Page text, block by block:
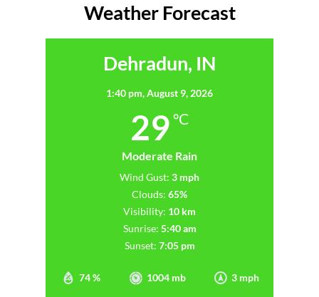
Weather Forecast
Dehradun, IN
1:40 pm,August 9, 2026
29 °C
Moderate Rain
74 % 1004 mb 3 mph
Wind Gust: 3 mph
Clouds: 65%
Visibility: 10 km
Sunrise: 5:40 am
Sunset: 7:05 pm